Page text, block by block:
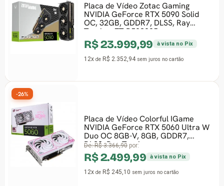
Placa de Vídeo Zotac Gaming
NVIDIA GeForce RTX 5090 Solid
OC, 32GB, GDDR7, DLSS, Ray
Tracing, ZT-B50900J-
R$ 23.999,99 à vista no Pix
12x de R$ 2.352,94 sem juros no cartão
Placa de Vídeo Colorful IGame
NVIDIA GeForce RTX 5060 Ultra W
Duo OC 8GB-V, 8GB, GDDR7,
DLSS, Ray Tracing
De:R$ 3.366,90por:
R$ 2.499,99 à vista no Pix
12x de R$ 245,10 sem juros no cartão
-26%